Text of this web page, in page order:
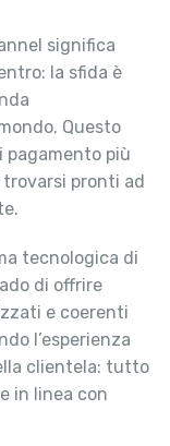
significa
la sfida è
Questo
pagamento più
pronti ad
tecnologica di
di offrire
e coerenti
l’esperienza
clientela: tutto
in linea con